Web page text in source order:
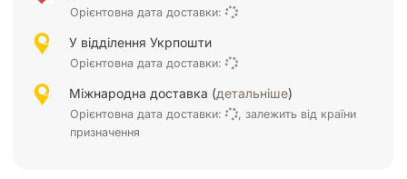
Орієнтовна дата доставки:
У відділення Укрпошти
Орієнтовна дата доставки:
Міжнародна доставка (детальніше)
Орієнтовна дата доставки:
, залежить від країни
призначення